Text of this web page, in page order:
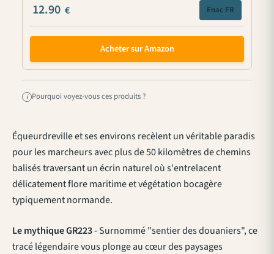
12.90 € Fnac FR
Acheter sur Amazon
i Pourquoi voyez-vous ces produits ?
Équeurdreville et ses environs recèlent un véritable paradis
pour les marcheurs avec plus de 50 kilomètres de chemins
balisés traversant un écrin naturel où s'entrelacent
délicatement flore maritime et végétation bocagère
typiquement normande.
Le mythique GR223- Surnommé "sentier des douaniers", ce
tracé légendaire vous plonge au cœur despaysages